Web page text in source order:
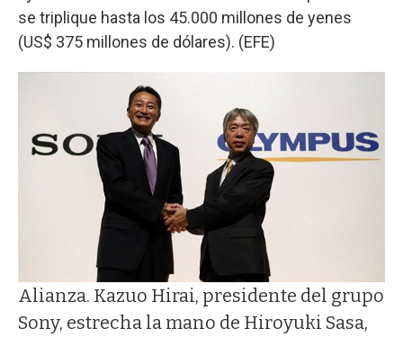
se triplique hasta los 45.000 millones de yenes
(US$ 375 millones de dólares). (EFE)
Alianza. Kazuo Hirai, presidente del grupo
Sony, estrecha la mano de Hiroyuki Sasa,